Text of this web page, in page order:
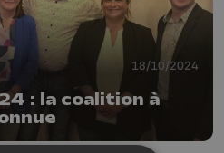
18/10/2024
: la coalition à